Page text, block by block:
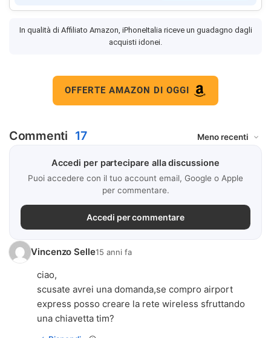
In qualità di Affiliato Amazon, iPhoneItalia riceve un guadagno dagli
acquisti idonei.
OFFERTE AMAZON DI OGGI
Commenti 17
Accedi per partecipare alla discussione
Puoi accedere con il tuo account email, Google o Apple
per commentare.
Accedi per commentare
Vincenzo Selle15 anni fa
ciao,
scusate avrei una domanda,se compro airport
express posso creare la rete wireless sfruttando
una chiavetta tim?